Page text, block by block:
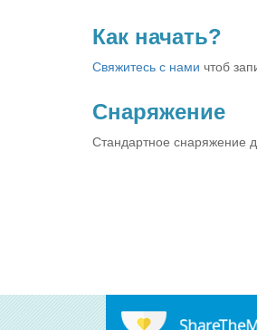
Как начать?
Свяжитесь с нами чтоб
Снаряжение
Стандартное снаряжение